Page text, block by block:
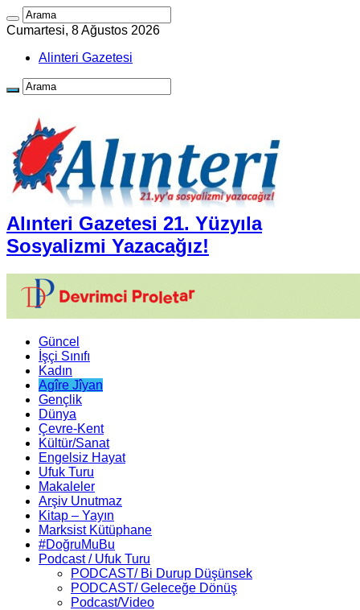
Cumartesi, 8 Ağustos 2026
Alinteri Gazetesi
Alınteri Gazetesi 21. Yüzyıla
Sosyalizmi Yazacağız!
Güncel
İşçi Sınıfı
Kadın
Agîre Jîyan
Gençlik
Dünya
Çevre-Kent
Kültür/Sanat
Engelsiz Hayat
Ufuk Turu
Makaleler
Arşiv Unutmaz
Kitap – Yayın
Marksist Kütüphane
#DoğruMuBu
Podcast / Ufuk Turu
PODCAST/ Bi Durup Düşünsek
PODCAST/ Geleceğe Dönüş
Podcast/Video